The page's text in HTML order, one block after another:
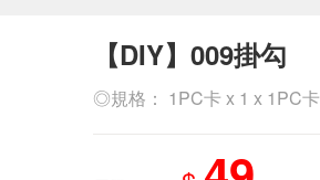
【DIY】009掛勾
◎規格： 1PC卡 x 1 x 1PC卡